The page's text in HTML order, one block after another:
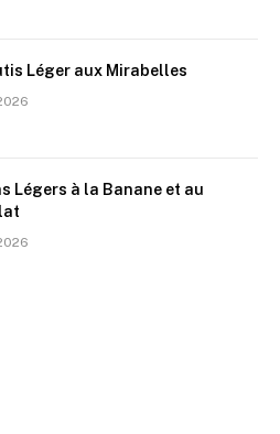
Léger aux Mirabelles
Légers à la Banane et au